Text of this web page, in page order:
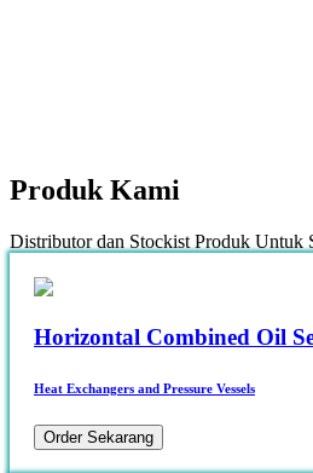
Produk Kami
Distributor dan Stockist Produk
Horizontal Combined Oil
Heat Exchangers and Pressure Vessels
Order Sekarang